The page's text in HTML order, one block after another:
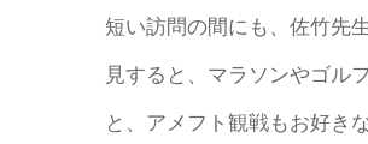
短い訪問の間にも、佐竹先
見すると、マラソンやゴル
と、アメフト観戦もお好き